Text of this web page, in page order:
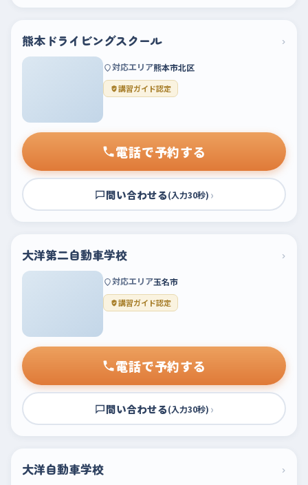
熊本ドライビングスクール ›
対応エリア熊本市北区
講習ガイド認定
電話で予約する
問い合わせる(入力30秒) ›
大洋第二自動車学校 ›
対応エリア玉名市
講習ガイド認定
電話で予約する
問い合わせる(入力30秒) ›
大洋自動車学校 ›